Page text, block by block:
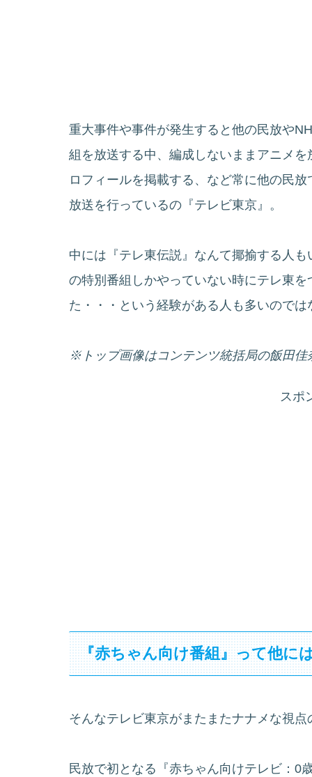
重大事件や事件が発生すると他の民放や
組を放送する中、編成しないままアニメ
ロフィールを掲載する、など常に他の民
放送を行っているの『テレビ東京』。
中には『テレ東伝説』なんて揶揄する人
の特別番組しかやっていない時にテレ東
た・・・という経験がある人も多いのでは
※トップ画像はコンテンツ統括局の飯田佳
スポ
『赤ちゃん向け番組』って他に
そんなテレビ東京がまたまたナナメな視
民放で初となる『赤ちゃん向けテレビ：0